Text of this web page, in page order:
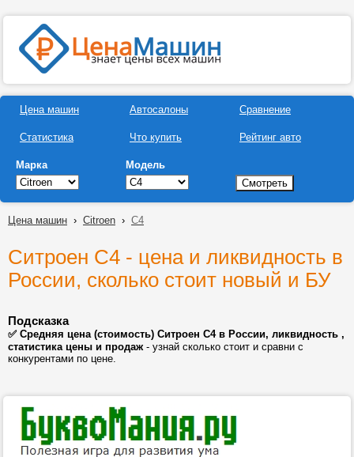
Цена машин
Статистика
Автосалоны
Что купить
Сравнение
Рейтинг авто
Марка Модель
Цена машин › Citroen › C4
Ситроен С4 - цена и ликвидность в
России, сколько стоит новый и БУ
Подсказка
✅ Средняя цена (стоимость) Ситроен С4 в России, ликвидность ,
статистика цены и продаж- узнай сколько стоит и сравни с
конкурентами по цене.